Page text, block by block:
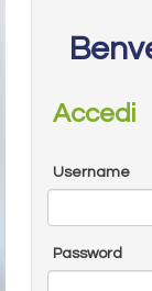
Accedi
Username
Password